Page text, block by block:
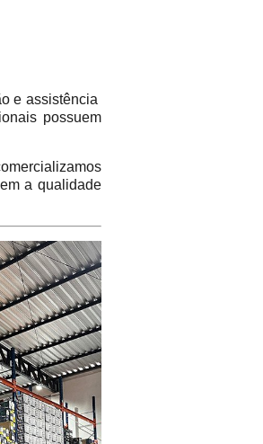
e assistência
possuem
a qualidade